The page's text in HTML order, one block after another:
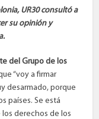
UR30 consultó a
su opinión y
del Grupo de los
“voy a firmar
desarmado, porque
países. Se está
derechos de los